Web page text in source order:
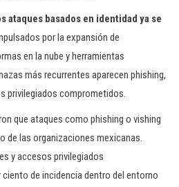
ataques basados en identidad ya se
por la expansión de
en la nube y herramientas
más recurrentes aparecen phishing,
privilegiados comprometidos.
que ataques como phishing o vishing
de las organizaciones mexicanas.
y accesos privilegiados
de incidencia dentro del entorno